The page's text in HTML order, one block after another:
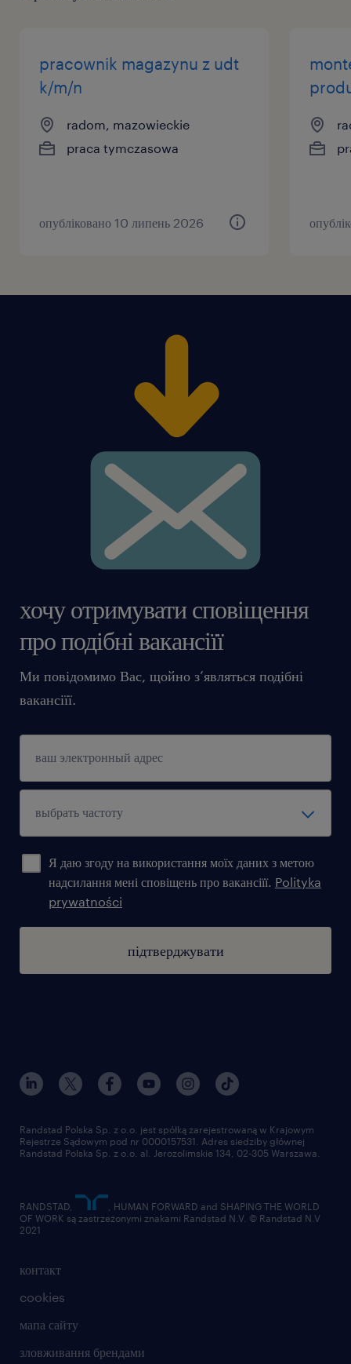
pracownik magazynu z udt
k/m/n
radom, mazowieckie
praca tymczasowa
опубліковано 10 липень 2026
хочу отримувати сповіщення
про подібні вакансіїї
Ми повідомимо Вас, щойно з’являться подібні
вакансіїї.
Я даю згоду на використання моїх даних з метою
надсилання мені сповіщень про вакансіїї. Polityka
prywatności
підтверджувати
контакт
cookies
мапа сайту
зловживання брендами
Randstad Polska Sp. z o.o. jest spółką zarejestrowaną w Krajowym
Rejestrze Sądowym pod nr 0000157531. Adres siedziby głównej
Randstad Polska Sp. z o.o. al. Jerozolimskie 134, 02-305 Warszawa.
RANDSTAD,
, HUMAN FORWARD and SHAPING THE WORLD
OF WORK są zastrzeżonymi znakami Randstad N.V. © Randstad N.V
2021